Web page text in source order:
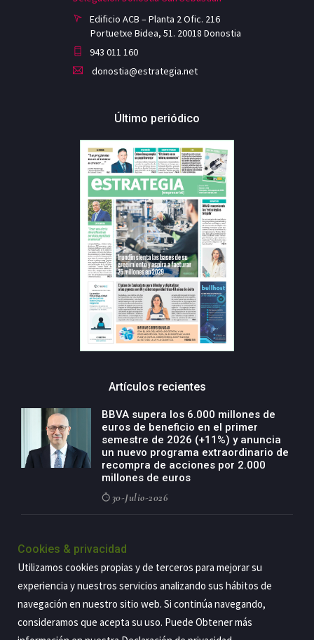
Edificio ACB – Planta 2 Ofic. 216
Portuetxe Bidea, 51. 20018 Donostia
943 011 160
donostia@estrategia.net
Último periódico
Artículos recientes
BBVA supera los 6.000 millones de
euros de beneficio en el primer
semestre de 2026 (+11%) y anuncia
un nuevo programa extraordinario de
recompra de acciones por 2.000
millones de euros
30-Julio-2026
negocio agro con un modelo global
de especialización presente en siete
países
29-Julio-2026
Cookies & privacidad
Utilizamos cookies propias y de terceros para mejorar su
experiencia y nuestros servicios analizando sus hábitos de
navegación en nuestro sitio web. Si continúa navegando,
consideramos que acepta su uso. Puede Obtener más